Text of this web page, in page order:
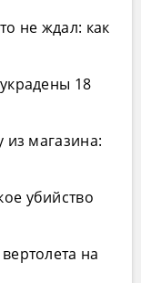
не ждал: как
18
из магазина:
убийство
на